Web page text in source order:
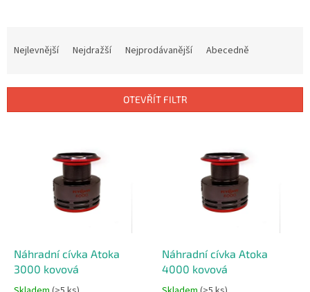
í
Nejlevnější Nejdražší Nejprodávanější Abecedně
OTEVŘÍT FILTR
Náhradní cívka Atoka
3000 kovová
Náhradní cívka Atoka
4000 kovová